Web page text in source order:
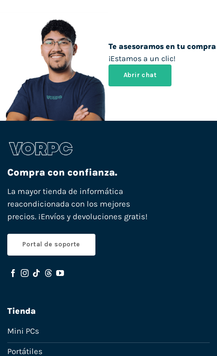
Te asesoramos en tu compra
¡Estamos a un clic!
Abrir chat
Compra con confianza.
La mayor tienda de informática
reacondicionada con los mejores
precios. ¡Envíos y devoluciones gratis!
Portal de soporte
Tienda
Mini PCs
Portátiles